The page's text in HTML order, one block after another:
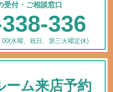
受付・ご相談窓口
336
水曜、祝日、第三火曜定休)
ーム来店予約